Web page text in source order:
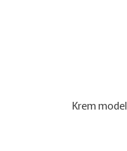
Krem